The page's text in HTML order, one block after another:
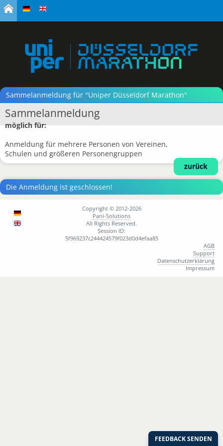
Sammelanmeldung für "Uniper Düsseldorf Marathon"
Sammelanmeldung
möglich für:
Anmeldung für mehrere Personen von Vereinen,
Schulen und größeren Personengruppen
zurück
Die Anmeldung ist geschlossen!
Copyright © 2012-2026
Pani-Solutions
All Rights Reserved.
Session ID:
5f969237c244424579f023d0d4efaa85
AGB
Support
Datenschutzerklärung
Impressum